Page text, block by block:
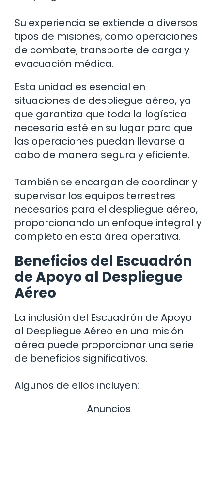
Su experiencia se extiende a diversos
tipos de misiones, como operaciones
de combate, transporte de carga y
evacuación médica.
Esta unidad es esencial en
situaciones de despliegue aéreo, ya
que garantiza que toda la logística
necesaria esté en su lugar para que
las operaciones puedan llevarse a
cabo de manera segura y eficiente.
También se encargan de coordinar y
supervisar los equipos terrestres
necesarios para el despliegue aéreo,
proporcionando un enfoque integral y
completo en esta área operativa.
Beneficios del Escuadrón
de Apoyo al Despliegue
Aéreo
La inclusión del Escuadrón de Apoyo
al Despliegue Aéreo en una misión
aérea puede proporcionar una serie
de beneficios significativos.
Algunos de ellos incluyen:
Anuncios